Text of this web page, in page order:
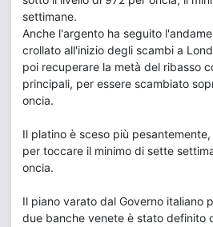
settimane.
Anche l'argento ha seguito
crollato all'inizio degli scambi a
poi recuperare la metà del ribasso
principali, per essere scambiato
oncia.
Il platino è sceso più
per toccare il minimo di sette
oncia.
Il piano varato dal Governo italiano
due banche venete è stato definito